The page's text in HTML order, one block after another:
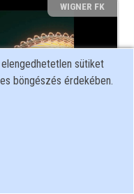
WIGNER FK
sütiket
böngészés érdekében.